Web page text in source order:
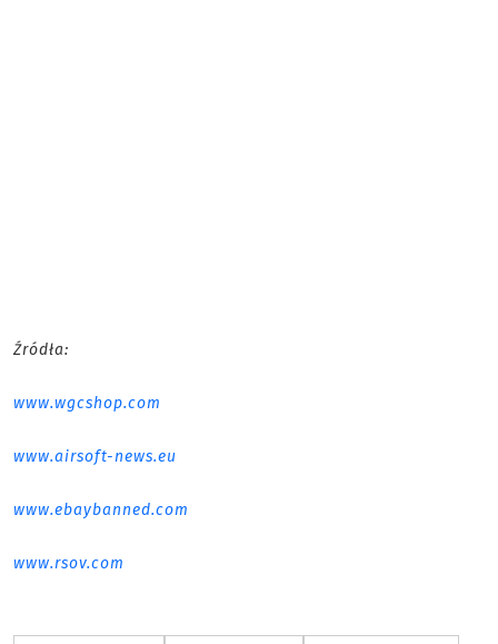
Źródła:
www.wgcshop.com
www.airsoft-news.eu
www.ebaybanned.com
www.rsov.com